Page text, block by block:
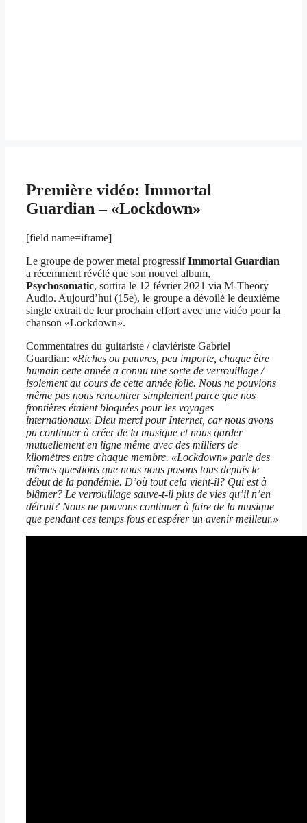
Première vidéo: Immortal
Guardian – «Lockdown»
[field name=iframe]
Le groupe de power metal progressifImmortal Guardian
a récemment révélé que son nouvel album,
Psychosomatic, sortira le 12 février 2021 via M-Theory
Audio. Aujourd’hui (15e), le groupe a dévoilé le deuxième
single extrait de leur prochain effort avec une vidéo pour la
chanson «Lockdown».
Commentaires du guitariste / claviériste Gabriel
Guardian: «Riches ou pauvres, peu importe, chaque être
humain cette année a connu une sorte de verrouillage /
isolement au cours de cette année folle. Nous ne pouvions
même pas nous rencontrer simplement parce que nos
frontières étaient bloquées pour les voyages
internationaux. Dieu merci pour Internet, car nous avons
pu continuer à créer de la musique et nous garder
mutuellement en ligne même avec des milliers de
kilomètres entre chaque membre. «Lockdown» parle des
mêmes questions que nous nous posons tous depuis le
début de la pandémie. D’où tout cela vient-il? Qui est à
blâmer? Le verrouillage sauve-t-il plus de vies qu’il n’en
détruit? Nous ne pouvons continuer à faire de la musique
que pendant ces temps fous et espérer un avenir meilleur.»